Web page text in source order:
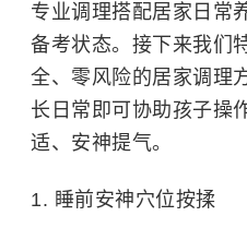
专业调理搭配居家日常
备考状态。接下来我们
全、零风险的居家调理
长日常即可协助孩子操
适、安神提气。
1. 睡前安神穴位按揉